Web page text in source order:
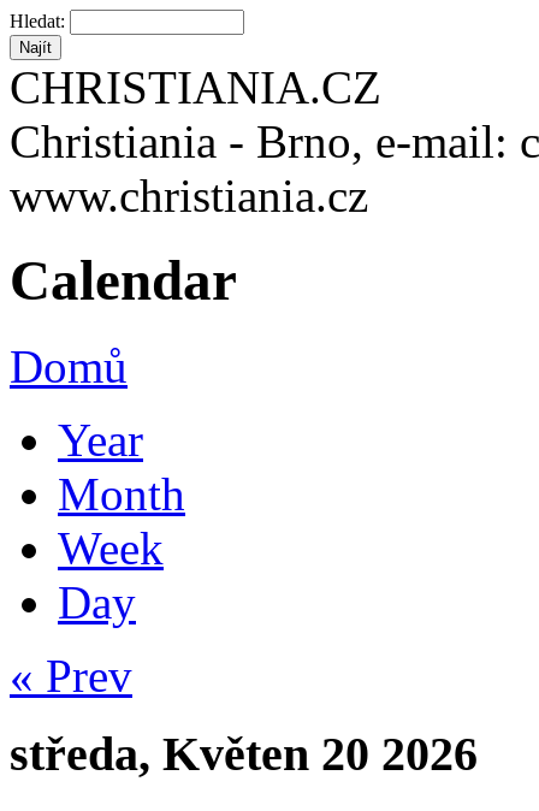
Hledat:
CHRISTIANIA.CZ
Christiania - Brno, e-mail:
www.christiania.cz
Calendar
Domů
Year
Month
Week
Day
« Prev
středa, Květen 20 2026